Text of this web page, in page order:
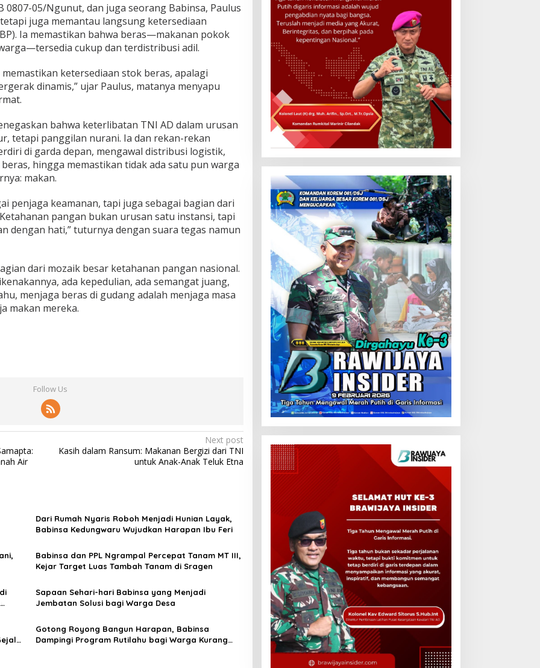
0807-05/Ngunut, dan juga seorang Babinsa, Paulus
juga memantau langsung ketersediaan
Ia memastikan bahwa beras—makanan pokok
cukup dan terdistribusi adil.
ketersediaan stok beras, apalagi
dinamis,” ujar Paulus, matanya menyapu
bahwa keterlibatan TNI AD dalam urusan
tetapi panggilan nurani. Ia dan rekan-rekan
di garda depan, mengawal distribusi logistik,
hingga memastikan tidak ada satu pun warga
makan.
penjaga keamanan, tapi juga sebagai bagian dari
pangan bukan urusan satu instansi, tapi
dengan hati,” tuturnya dengan suara tegas namun
dari mozaik besar ketahanan pangan nasional.
ada kepedulian, ada semangat juang,
menjaga beras di gudang adalah menjaga masa
makan mereka.
Follow Us
Air
Next post
Kasih dalam Ransum: Makanan Bergizi dari TNI
untuk Anak-Anak Teluk Etna
Dari Rumah Nyaris Roboh Menjadi Hunian Layak,
Babinsa Kedungwaru Wujudkan Harapan Ibu Feri
Babinsa dan PPL Ngrampal Percepat Tanam MT III,
Kejar Target Luas Tambah Tanam di Sragen
Sapaan Sehari-hari Babinsa yang Menjadi
Jembatan Solusi bagi Warga Desa
Gotong Royong Bangun Harapan, Babinsa
Dampingi Program Rutilahu bagi Warga Kurang